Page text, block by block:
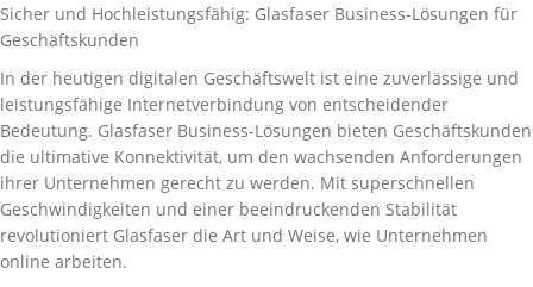
Sicher und Hochleistungsfähig: Glasfaser Business-Lösungen für
Geschäftskunden
In der heutigen digitalen Geschäftswelt ist eine zuverlässige und
leistungsfähige Internetverbindung von entscheidender
Bedeutung. Glasfaser Business-Lösungen bieten Geschäftskunden
die ultimative Konnektivität, um den wachsenden Anforderungen
ihrer Unternehmen gerecht zu werden. Mit superschnellen
Geschwindigkeiten und einer beeindruckenden Stabilität
revolutioniert Glasfaser die Art und Weise, wie Unternehmen
online arbeiten.